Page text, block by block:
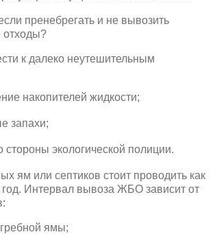
пренебрегать и не вывозить
отходы?
к далеко неутешительным
накопителей жидкости;
запахи;
экологической полиции.
ям или септиков стоит проводить как
Интервал вывоза ЖБО зависит от
ямы;